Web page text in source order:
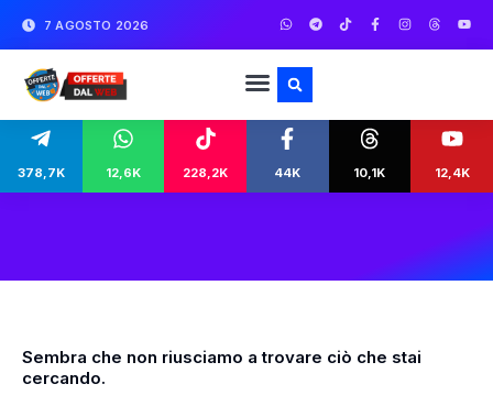
7 AGOSTO 2026
378,7K 12,6K 228,2K 44K 10,1K 12,4K
Sembra che non riusciamo a trovare ciò che stai
cercando.